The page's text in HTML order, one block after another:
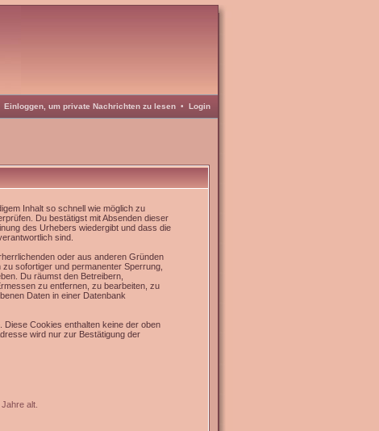
Einloggen, um private Nachrichten zu lesen • Login
Inhalt so schnell wie möglich zu
Du bestätigst mit Absenden dieser
des Urhebers wiedergibt und dass die
sind.
oder aus anderen Gründen
sofortiger und permanenter Sperrung,
Du räumst den Betreibern,
zu entfernen, zu bearbeiten, zu
Daten in einer Datenbank
Cookies enthalten keine der oben
wird nur zur Bestätigung der
alt.